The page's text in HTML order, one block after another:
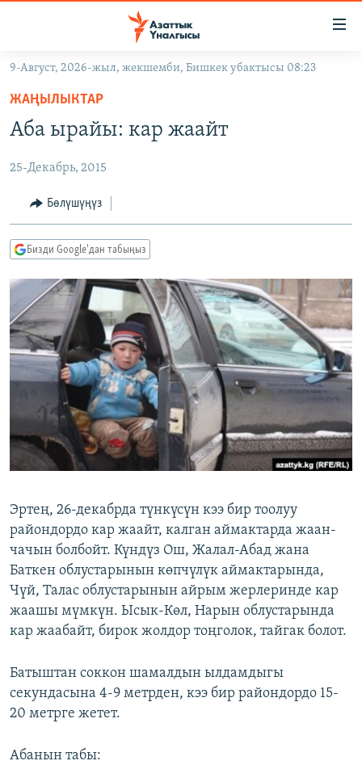
Навигацияга
өтүңүз
Издөөгө
салыңыз
КЫРГЫЗСТАН
КЫРГЫЗСТАН
САЯСАТ
ЭКОНОМИКА
ДҮЙНӨ
БОРБОР АЗИЯ
УКРАИНА
АТАЙЫН ИЛИКТӨӨ
БҮГҮН АЗАТТЫКТА
ЭКСПЕРТТЕР ТАЛДАЙТ
БИЗ ЖАНА ДҮЙНӨ
ДАНИСТЕ
ЭЖЕ-СИҢДИЛЕР
АЗАТТЫК+
ЫҢГАЙСЫЗ СУРООЛОР
ПОДКАСТ
ӨЗГӨЧӨ ПИКИР
Русский
ОНЛАЙН ШЕРИНЕ
9-Август, 2026-жыл, жекшемби, Бишкек убактысы 08:23
ЖАҢЫЛЫКТАР
Аба ырайы: кар жаайт
25-Декабрь, 2015
Бөлүшүңүз
Бизди Google'дан табыңыз
Эртең, 26-декабрда түнкүсүн кээ бир тоолуу
райондордо кар жаайт, калган аймактарда жаан-
чачын болбойт. Күндүз Ош, Жалал-Абад жана
Баткен облустарынын көпчүлүк аймактарында,
Чүй, Талас облустарынын айрым жерлеринде кар
жаашы мүмкүн. Ысык-Көл, Нарын облустарында
кар жаабайт, бирок жолдор тоңголок, тайгак болот.
Батыштан соккон шамалдын ылдамдыгы
секундасына 4-9 метрден, кээ бир райондордо 15-
20 метрге жетет.
Абанын табы: